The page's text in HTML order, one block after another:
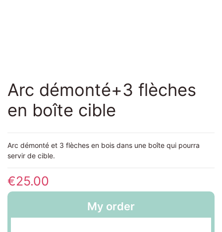
Arc démonté+3 flèches
en boîte cible
Arc démonté et 3 flèches en bois dans une boîte qui pourra
servir de cible.
€25.00
My order